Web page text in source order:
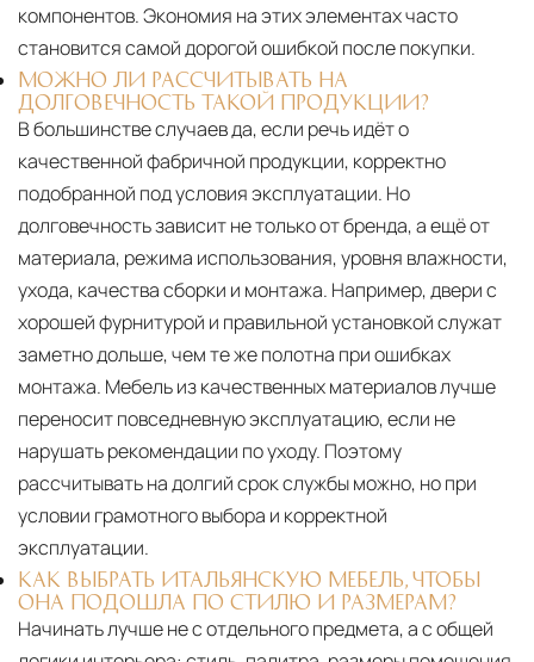
компонентов. Экономия на этих элементах часто
становится самой дорогой ошибкой после покупки.
МОЖНО ЛИ РАССЧИТЫВАТЬ НА
ДОЛГОВЕЧНОСТЬ ТАКОЙ ПРОДУКЦИИ?
В большинстве случаев да, если речь идёт о
качественной фабричной продукции, корректно
подобранной под условия эксплуатации. Но
долговечность зависит не только от бренда, а ещё от
материала, режима использования, уровня влажности,
ухода, качества сборки и монтажа. Например, двери с
хорошей фурнитурой и правильной установкой служат
заметно дольше, чем те же полотна при ошибках
монтажа. Мебель из качественных материалов лучше
переносит повседневную эксплуатацию, если не
нарушать рекомендации по уходу. Поэтому
рассчитывать на долгий срок службы можно, но при
условии грамотного выбора и корректной
эксплуатации.
КАК ВЫБРАТЬ ИТАЛЬЯНСКУЮ МЕБЕЛЬ, ЧТОБЫ
ОНА ПОДОШЛА ПО СТИЛЮ И РАЗМЕРАМ?
Начинать лучше не с отдельного предмета, а с общей